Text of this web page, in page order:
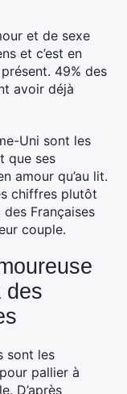
et de sexe
et c’est en
49% des
avoir déjà
Uni sont les
que ses
amour qu’au lit.
chiffres plutôt
Françaises
couple.
des
sont les
pallier à
D’après